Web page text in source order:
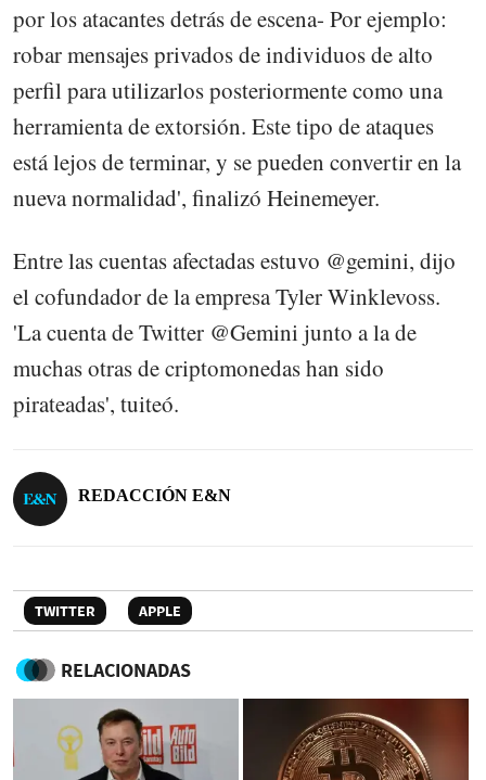
por los atacantes detrás de escena- Por ejemplo:
robar mensajes privados de individuos de alto
perfil para utilizarlos posteriormente como una
herramienta de extorsión. Este tipo de ataques
está lejos de terminar, y se pueden convertir en la
nueva normalidad', finalizó Heinemeyer.​
Entre las cuentas afectadas estuvo @gemini, dijo
el cofundador de la empresa Tyler Winklevoss.
'La cuenta de Twitter @Gemini junto a la de
muchas otras de criptomonedas han sido
pirateadas', tuiteó.
REDACCIÓN E&N
TWITTER APPLE
RELACIONADAS